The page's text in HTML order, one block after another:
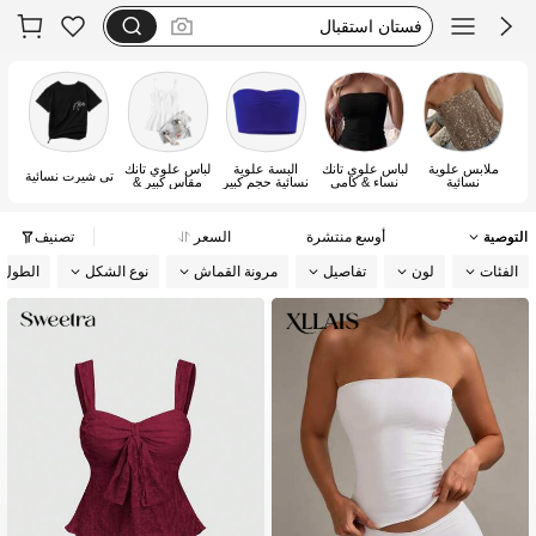
motf
فستان يخفي الكرش
ملابس علوية
نسائية
لباس علوي تانك
نساء & كامي
البسة علوية
نسائية حجم كبير
لباس علوي تانك
مقاس كبير &
تي شيرت نسائية
التوصية أوسع منتشرة السعر تصنيف
الفئات لون تفاصيل مرونة القماش نوع الشكل الطول